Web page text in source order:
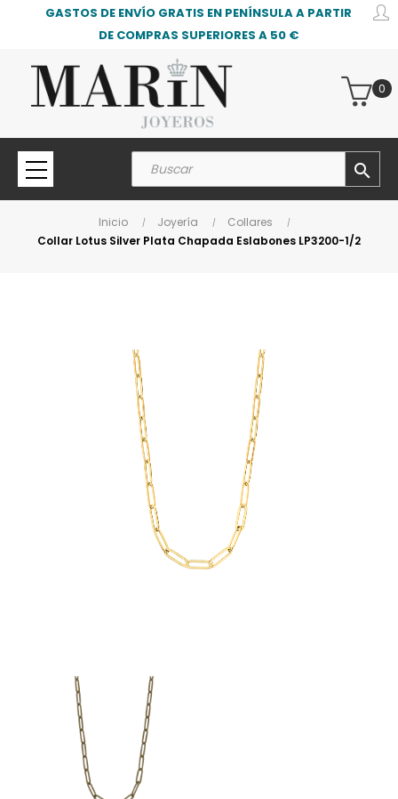
GASTOS DE ENVÍO GRATIS EN PENÍNSULA A PARTIR
DE COMPRAS SUPERIORES A 50 €
search
0
Inicio Joyería
Collares
Collar Lotus Silver Plata Chapada Eslabones LP3200-1/2